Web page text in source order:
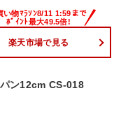
楽天市場で見る
ン12cm CS-018